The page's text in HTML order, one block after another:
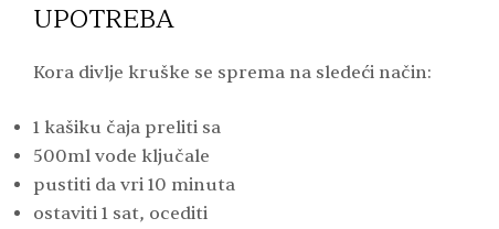
UPOTREBA
Kora divlje kruške se sprema na sledeći način:
1 kašiku čaja preliti sa
500ml vode ključale
pustiti da vri 10 minuta
ostaviti 1 sat, ocediti